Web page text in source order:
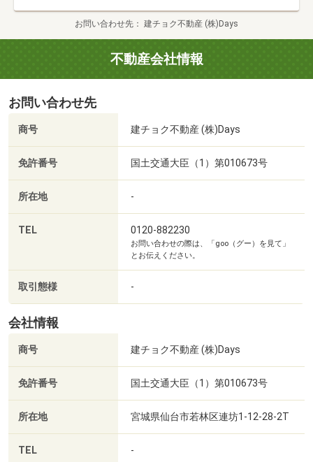
■複数の物件をまとめて見ることができます♪
お客様それぞれのご要望に添った資金プランでマイホーム
取得をバックアップ致します。
■現地で周辺環境のご説明と実際のご見学♪
■現在所有されているご自宅を売却予定のお客様も、弊社
がお手伝い致します！
■弊社の仲介でご成約のお客様限定！新生活に役立つキャ
せ下さい☆
※事前予約で営業時間外の見学も承っております！
それでは皆様とお会いできることを、心よりお待ちしてお
ります♪
お問い合わせ先 建チョク不動産 (株)Days
不動産会社情報
お問い合わせ先
商号 建チョク不動産 (株)Days
免許番号 国土交通大臣（1）第010673号
所在地 -
TEL 0120-882230
お問い合わせの際は、「goo（グー）を見て」
とお伝えください。
取引態様 -
会社情報
商号 建チョク不動産 (株)Days
免許番号 国土交通大臣（1）第010673号
所在地 宮城県仙台市若林区連坊1-12-28-2T
TEL -